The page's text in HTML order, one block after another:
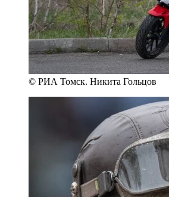
© РИА Томск. Никита Гольцов